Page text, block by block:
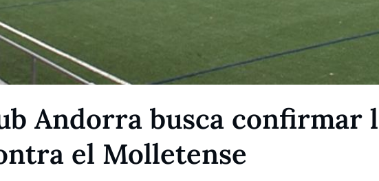
Andorra busca confirmar
el Molletense